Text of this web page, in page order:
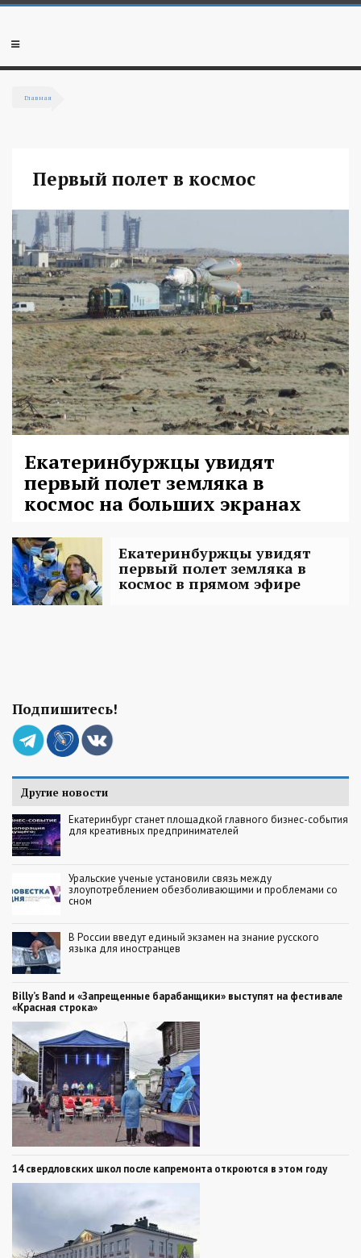
Перейти к основному содержанию
Мобильное
Главная
Первый полет в космос
Екатеринбуржцы увидят
первый полет земляка в
космос на больших экранах
Екатеринбуржцы увидят
первый полет земляка в
космос в прямом эфире
Подпишитесь!
Другие новости
Екатеринбург станет площадкой главного бизнес-события
для креативных предпринимателей
Уральские ученые установили связь между
злоупотреблением обезболивающими и проблемами со
сном
В России введут единый экзамен на знание русского
языка для иностранцев
Billy’s Band и «Запрещенные барабанщики» выступят на фестивале
«Красная строка»
14 свердловских школ после капремонта откроются в этом году